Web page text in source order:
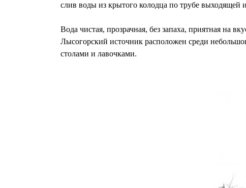
слив воды из крытого колодца по трубе выходящей
Вода чистая, прозрачная, без запаха, приятная на
Лысогорский источник расположен среди
столами и лавочками.